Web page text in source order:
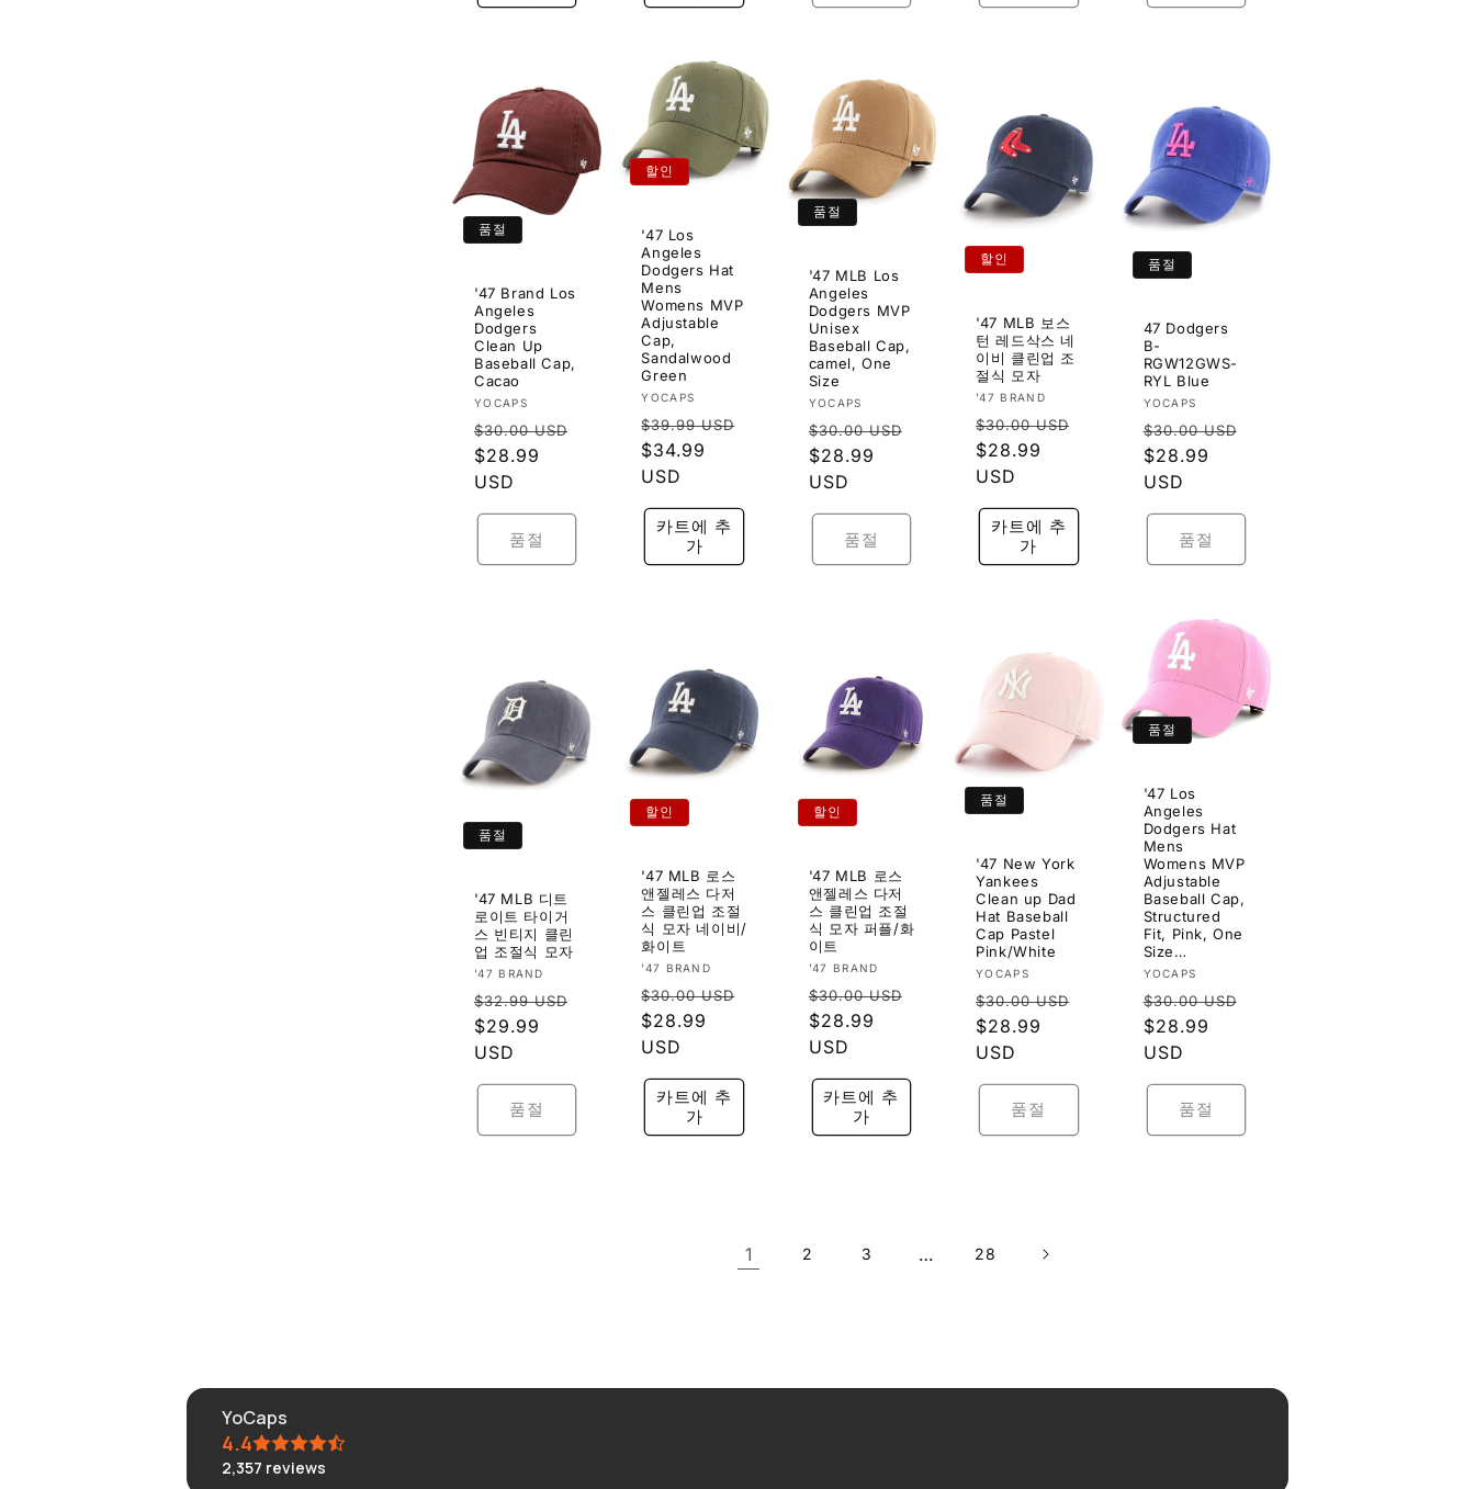
품절
'47 Brand Los
Angeles
Dodgers
Clean Up
Baseball Cap,
Cacao
공
급
업
체:
YOCAPS
정
가
$30.00 USD
할
인
가
$28.99
USD
품절
할인
'47 Los
Angeles
Dodgers Hat
Mens
Womens MVP
Adjustable
Cap,
Sandalwood
Green
공
급
업
체:
YOCAPS
정
가
$39.99 USD
할
인
가
$34.99
USD
카트에 추
가
품절
'47 MLB Los
Angeles
Dodgers MVP
Unisex
Baseball Cap,
camel, One
Size
공
급
업
체:
YOCAPS
정
가
$30.00 USD
할
인
가
$28.99
USD
품절
할인
'47 MLB 보스
턴 레드삭스 네
이비 클린업 조
절식 모자
공
급
업
체:
'47 BRAND
정
가
$30.00 USD
할
인
가
$28.99
USD
카트에 추
가
품절
47 Dodgers
B-
RGW12GWS-
RYL Blue
공
급
업
체:
YOCAPS
정
가
$30.00 USD
할
인
가
$28.99
USD
품절
품절
'47 MLB 디트
로이트 타이거
스 빈티지 클린
업 조절식 모자
공
급
업
체:
'47 BRAND
정
가
$32.99 USD
할
인
가
$29.99
USD
품절
할인
'47 MLB 로스
앤젤레스 다저
스 클린업 조절
식 모자 네이비/
화이트
공
급
업
체:
'47 BRAND
정
가
$30.00 USD
할
인
가
$28.99
USD
카트에 추
가
할인
'47 MLB 로스
앤젤레스 다저
스 클린업 조절
식 모자 퍼플/화
이트
공
급
업
체:
'47 BRAND
정
가
$30.00 USD
할
인
가
$28.99
USD
카트에 추
가
품절
'47 New York
Yankees
Clean up Dad
Hat Baseball
Cap Pastel
Pink/White
공
급
업
체:
YOCAPS
정
가
$30.00 USD
할
인
가
$28.99
USD
품절
품절
'47 Los
Angeles
Dodgers Hat
Mens
Womens MVP
Adjustable
Baseball Cap,
Structured
Fit, Pink, One
Size…
공
급
업
체:
YOCAPS
정
가
$30.00 USD
할
인
가
$28.99
USD
품절
1 2 3 … 28
YoCaps
4.4
2,357 reviews